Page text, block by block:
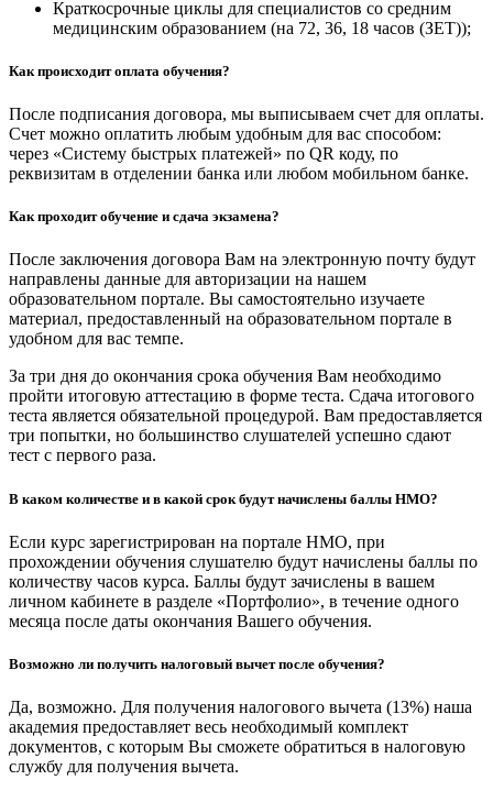
Краткосрочные циклы для специалистов со средним
медицинским образованием (на 72, 36, 18 часов (ЗЕТ));
Как происходит оплата обучения?
После подписания договора, мы выписываем счет для оплаты.
Счет можно оплатить любым удобным для вас способом:
через «Систему быстрых платежей» по QR коду, по
реквизитам в отделении банка или любом мобильном банке.
Как проходит обучение и сдача экзамена?
После заключения договора Вам на электронную почту будут
направлены данные для авторизации на нашем
образовательном портале. Вы самостоятельно изучаете
материал, предоставленный на образовательном портале в
удобном для вас темпе.
За три дня до окончания срока обучения Вам необходимо
пройти итоговую аттестацию в форме теста. Сдача итогового
теста является обязательной процедурой. Вам предоставляется
три попытки, но большинство слушателей успешно сдают
тест с первого раза.
В каком количестве и в какой срок будут начислены баллы НМО?
Если курс зарегистрирован на портале НМО, при
прохождении обучения слушателю будут начислены баллы по
количеству часов курса. Баллы будут зачислены в вашем
личном кабинете в разделе «Портфолио», в течение одного
месяца после даты окончания Вашего обучения.
Возможно ли получить налоговый вычет после обучения?
Да, возможно. Для получения налогового вычета (13%) наша
академия предоставляет весь необходимый комплект
документов, с которым Вы сможете обратиться в налоговую
службу для получения вычета.